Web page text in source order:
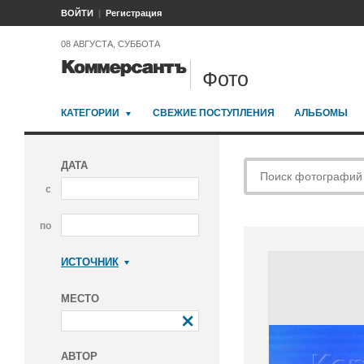
ВОЙТИ Регистрация
08 АВГУСТА, СУББОТА
Фото
КАТЕГОРИИ СВЕЖИЕ ПОСТУПЛЕНИЯ АЛЬБОМЫ
ДАТА
с
по
ИСТОЧНИК
МЕСТО
АВТОР